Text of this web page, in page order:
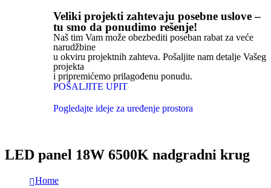
Veliki projekti zahtevaju posebne uslove –
tu smo da ponudimo rešenje!
Naš tim Vam može obezbediti poseban rabat za veće
narudžbine
u okviru projektnih zahteva. Pošaljite nam detalje Vašeg
projekta
i pripremićemo prilagođenu ponudu.
POŠALJITE UPIT
Pogledajte ideje za uređenje prostora
LED panel 18W 6500K nadgradni krug
Home